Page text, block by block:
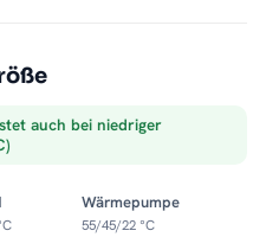
nutzt der PANDEMA die
Handtücher hängen dabei
auch bei niedriger
Wärmepumpe
55/45/22 °C